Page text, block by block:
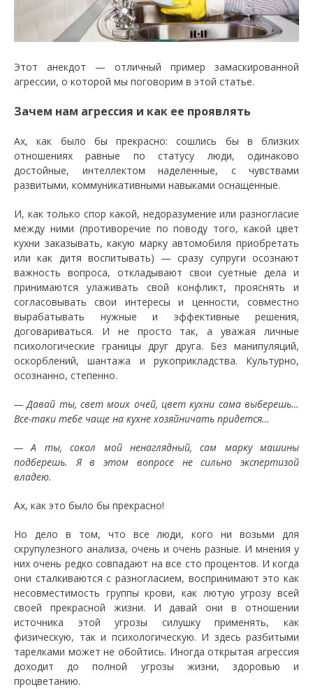
Этот анекдот — отличный пример замаскированной
агрессии, о которой мы поговорим в этой статье.
Зачем нам агрессия и как ее проявлять
Ах, как было бы прекрасно: сошлись бы в близких
отношениях равные по статусу люди, одинаково
достойные, интеллектом наделенные, с чувствами
развитыми, коммуникативными навыками оснащенные.
И, как только спор какой, недоразумение или разногласие
между ними (противоречие по поводу того, какой цвет
кухни заказывать, какую марку автомобиля приобретать
или как дитя воспитывать) — сразу супруги осознают
важность вопроса, откладывают свои суетные дела и
принимаются улаживать свой конфликт, прояснять и
согласовывать свои интересы и ценности, совместно
вырабатывать нужные и эффективные решения,
договариваться. И не просто так, а уважая личные
психологические границы друг друга. Без манипуляций,
оскорблений, шантажа и рукоприкладства. Культурно,
осознанно, степенно.
— Давай ты, свет моих очей, цвет кухни сама выберешь…
Все-таки тебе чаще на кухне хозяйничать придется…
— А ты, сокол мой ненаглядный, сам марку машины
подберешь. Я в этом вопросе не сильно экспертизой
владею.
Ах, как это было бы прекрасно!
Но дело в том, что все люди, кого ни возьми для
скрупулезного анализа, очень и очень разные. И мнения у
них очень редко совпадают на все сто процентов. И когда
они сталкиваются с разногласием, воспринимают это как
несовместимость группы крови, как лютую угрозу всей
своей прекрасной жизни. И давай они в отношении
источника этой угрозы силушку применять, как
физическую, так и психологическую. И здесь разбитыми
тарелками может не обойтись. Иногда открытая агрессия
доходит до полной угрозы жизни, здоровью и
процветанию.